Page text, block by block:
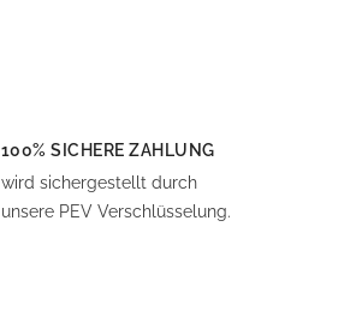
100% SICHERE ZAHLUNG
wird sichergestellt durch
unsere PEV Verschlüsselung.